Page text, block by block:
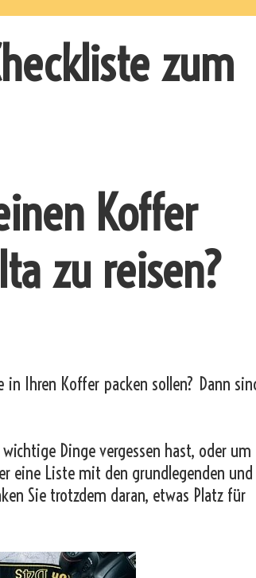
zum
Koffer
zu reisen?
in Ihren Koffer packen sollen? Dann
Dinge vergessen hast, oder um
eine Liste mit den grundlegenden und
Sie trotzdem daran, etwas Platz für